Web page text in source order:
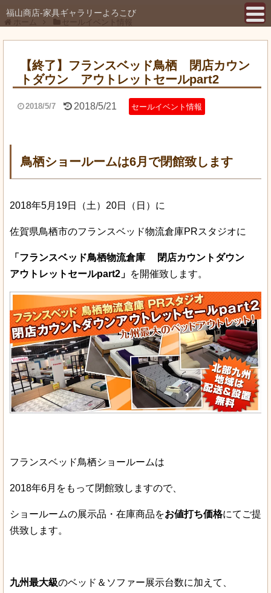
福山商店-家具ギャラリーよろこび
ホーム セールイベント情報
【終了】フランスベッド鳥栖 閉店カウン
トダウン アウトレットセールpart2
2018/5/7 2018/5/21 セールイベント情報
鳥栖ショールームは6月で閉館致します
2018年5月19日（土）20日（日）に
佐賀県鳥栖市のフランスベッド物流倉庫PRスタジオに
「フランスベッド鳥栖物流倉庫 閉店カウントダウン
アウトレットセールpart2」 を開催致します。
フランスベッド鳥栖ショールームは
2018年6月をもって閉館致しますので、
ショールームの展示品・在庫商品をお値打ち価格にてご提
供致します。
九州最大級のベッド＆ソファー展示台数に加えて、